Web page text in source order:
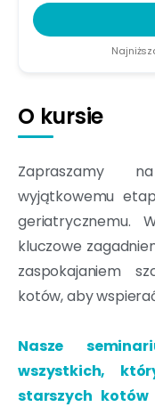
O kursie
Zapraszamy
wyjątkowemu
geriatrycznemu.
kluczowe
zaspokajaniem
kotów, aby
Nasze
wszystkich,
starszych